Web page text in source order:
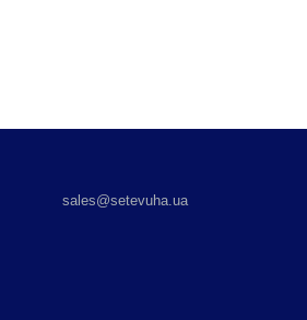
sales@setevuha.ua